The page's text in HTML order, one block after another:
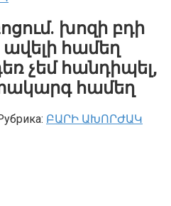
խոզի բդի
համեղ
չեմ հանդիպել,
համեղ
ԲԱՐԻ ԱԽՈՐԺԱԿ